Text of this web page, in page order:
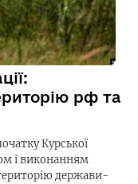
рф та
Курської
і виконанням
територію держави-